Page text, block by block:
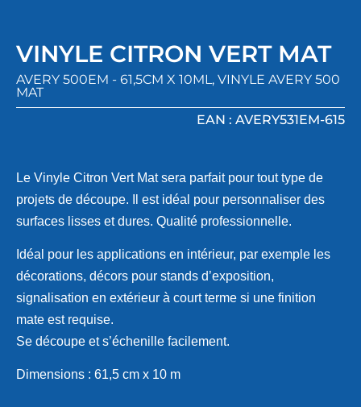
VINYLE CITRON VERT MAT
AVERY 500EM - 61,5CM X 10ML , VINYLE AVERY 500
MAT
EAN : AVERY531EM-615
Le Vinyle Citron Vert Mat sera parfait pour tout type de
projets de découpe. Il est idéal pour personnaliser des
surfaces lisses et dures. Qualité professionnelle.
Idéal pour les applications en intérieur, par exemple les
décorations, décors pour stands d’exposition,
signalisation en extérieur à court terme si une finition
mate est requise.
Se découpe et s’échenille facilement.
Dimensions : 61,5 cm x 10 m